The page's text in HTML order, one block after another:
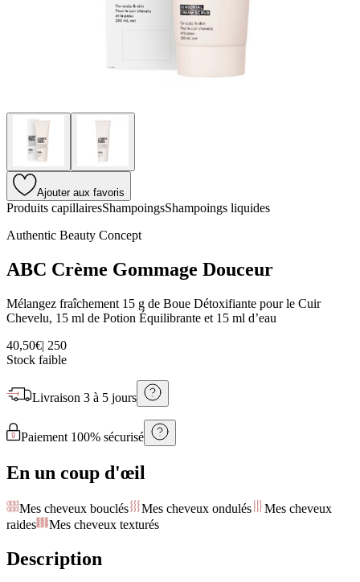
Ajouter aux favoris
Produits capillairesShampoingsShampoings liquides
Authentic Beauty Concept
ABC Crème Gommage Douceur
Mélangez fraîchement 15 g de Boue Détoxifiante pour le Cuir
Chevelu, 15 ml de Potion Équilibrante et 15 ml d’eau
40,50€| 250
Stock faible
Livraison 3 à 5 jours
Paiement 100% sécurisé
En un coup d'œil
Mes cheveux bouclés Mes cheveux ondulés
Mes cheveux
raides
Mes cheveux texturés
Description